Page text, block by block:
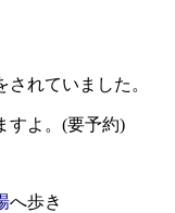
れていました。
すよ。(要予約)
へ歩き